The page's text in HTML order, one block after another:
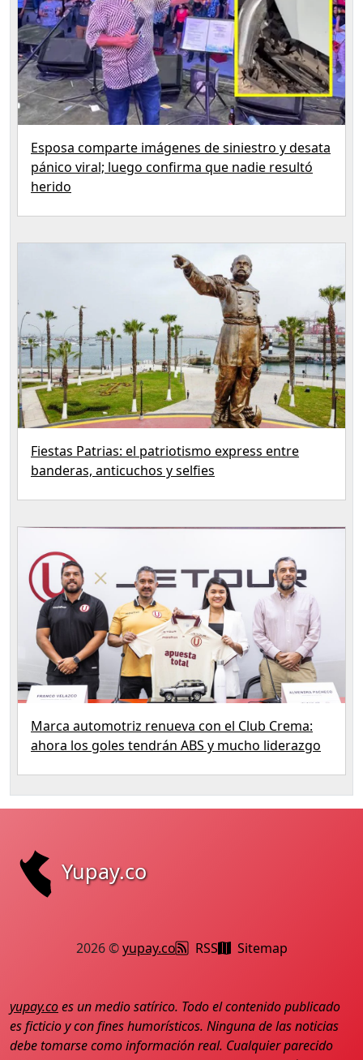
Esposa comparte imágenes de siniestro y desata
pánico viral; luego confirma que nadie resultó
herido
Fiestas Patrias: el patriotismo express entre
banderas, anticuchos y selfies
Marca automotriz renueva con el Club Crema:
ahora los goles tendrán ABS y mucho liderazgo
Yupay.co
2026 ©yupay.co RSS Sitemap
yupay.coes un medio satírico. Todo el contenido publicado
es ficticio y con fines humorísticos. Ninguna de las noticias
debe tomarse como información real. Cualquier parecido